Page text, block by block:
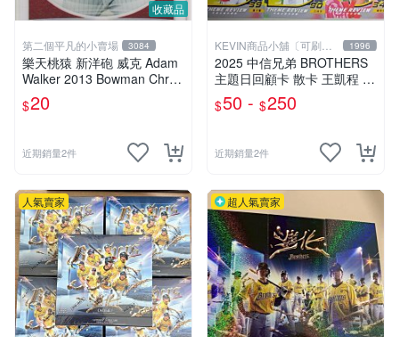
收藏品
第二個平凡的小賣場 3084
樂天桃猿 新洋砲 威克 Adam
Walker 2013 Bowman Chro
me #BCP121 新秀球員卡
$20
近期銷量2件
KEVIN商品小舖〔可刷
卡〕
1996
2025 中信兄弟 BROTHERS
主題日回顧卡 散卡 王凱程 呂
彥青 吳俊偉 詹子賢 江坤宇
邊荷律 TR01-TR06 2026 CT
$50 - $250
近期銷量2件
人氣賣家 超人氣賣家